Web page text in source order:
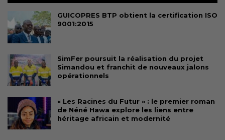
GUICOPRES BTP obtient la certification ISO
9001:2015
SimFer poursuit la réalisation du projet
Simandou et franchit de nouveaux jalons
opérationnels
« Les Racines du Futur » : le premier roman
de Néné Hawa explore les liens entre
héritage africain et modernité